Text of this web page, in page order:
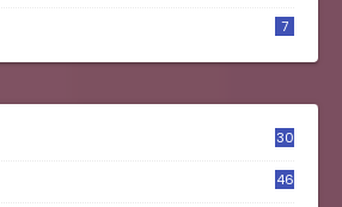
7
30
46